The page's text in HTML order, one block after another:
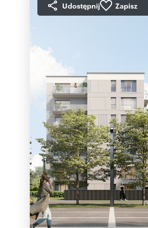
Udostępnij Zapisz